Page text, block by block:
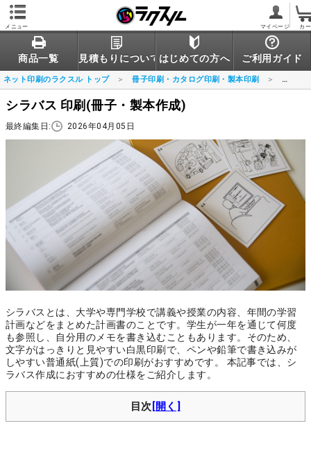
メニュー マイページ カ
商品一覧 見積もりについてはじめての方へ ご利用ガイド
ネット印刷のラクスル トップ 冊子印刷・カタログ印刷・製本印刷 シラバ
シラバス 印刷(冊子・製本作成)
最終編集日: 2026年04月05日
シラバスとは、大学や専門学校で講義や授業の内容、年間の学習
計画などをまとめた計画書のことです。学生が一年を通じて何度
も参照し、自分用のメモを書き込むこともあります。そのため、
文字がはっきりと見やすい白黒印刷で、ペンや鉛筆で書き込みが
しやすい普通紙(上質)での印刷がおすすめです。 本記事では、シ
ラバス作成におすすめの仕様をご紹介します。
目次